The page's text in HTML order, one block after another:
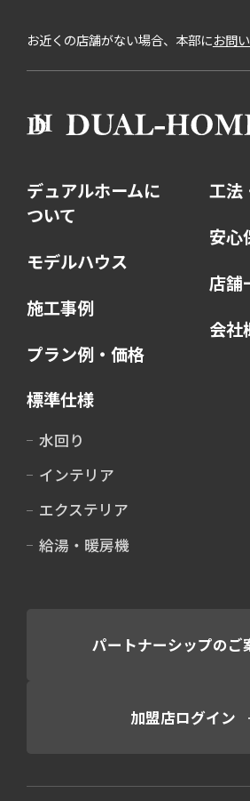
お近くの店舗がない場合、本部にお問
デュアルホームに
ついて
モデルハウス
施工事例
プラン例・価格
標準仕様
水回り
インテリア
エクステリア
給湯・暖房機
工法
安心
店舗
会社
パートナーシップのご
加盟店ログイン